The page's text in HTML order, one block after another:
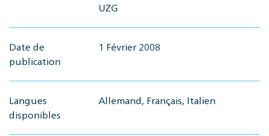
UZG
Date de
publication
1 Février 2008
Langues
disponibles
Allemand, Français, Italien